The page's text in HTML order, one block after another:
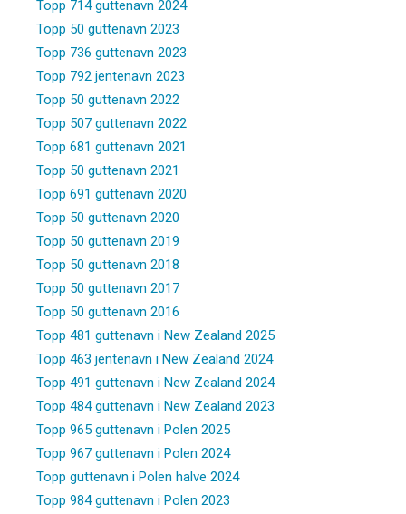
Topp 714 guttenavn 2024
Topp 50 guttenavn 2023
Topp 736 guttenavn 2023
Topp 792 jentenavn 2023
Topp 50 guttenavn 2022
Topp 507 guttenavn 2022
Topp 681 guttenavn 2021
Topp 50 guttenavn 2021
Topp 691 guttenavn 2020
Topp 50 guttenavn 2020
Topp 50 guttenavn 2019
Topp 50 guttenavn 2018
Topp 50 guttenavn 2017
Topp 50 guttenavn 2016
Topp 481 guttenavn i New Zealand 2025
Topp 463 jentenavn i New Zealand 2024
Topp 491 guttenavn i New Zealand 2024
Topp 484 guttenavn i New Zealand 2023
Topp 965 guttenavn i Polen 2025
Topp 967 guttenavn i Polen 2024
Topp guttenavn i Polen halve 2024
Topp 984 guttenavn i Polen 2023